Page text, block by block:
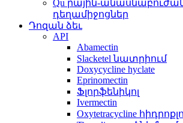
Qu րային-
դեղամիջոցներ
Դոզան ձեւ
API
Abamectin
Slacketel նատրիում
Doxycycline hyclate
Eprinomectin
Ֆլորֆենիկոլ
Ivermectin
Oxytetracycline